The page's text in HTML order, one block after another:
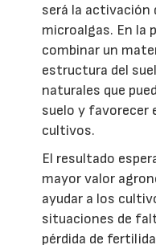
será la activación
microalgas. En la
combinar un
estructura del
naturales que
suelo y favorecer
cultivos.
El resultado
mayor valor
ayudar a los
situaciones de
pérdida de